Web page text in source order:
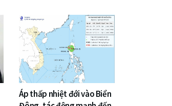
Áp thấp nhiệt đới vào Biển